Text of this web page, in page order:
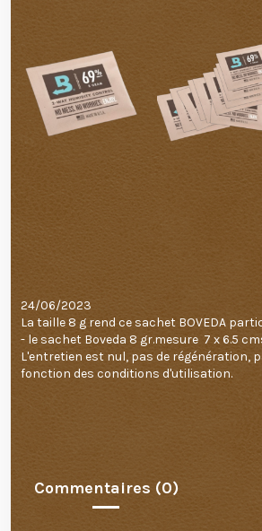
24/06/2023
La taille 8 g rend ce sachet BOVEDA
- le sachet Boveda 8 gr.mesure 7 x 6.5
L'entretien est nul, pas de régénération,
fonction des conditions d'utilisation.
Commentaires (0)